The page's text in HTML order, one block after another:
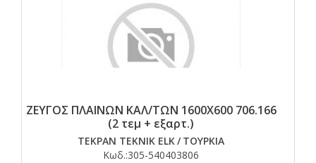
ΖΕΥΓΟΣ ΠΛΑΙΝΩΝ ΚΑΛ/ΤΩΝ 1600Χ600 706.166
(2 τεμ + εξαρτ.)
TEKPAN TEKNIK ELK/ ΤΟΥΡΚΙΑ
Κωδ.:305-540403806